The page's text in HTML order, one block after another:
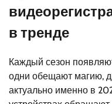
в тренде
Каждый сезон
одни обещают магию,
актуально именно в